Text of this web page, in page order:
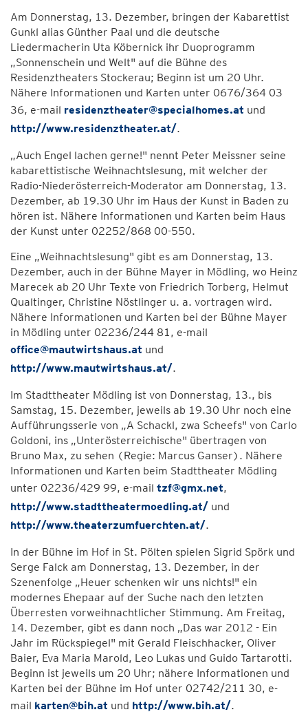
Am Donnerstag, 13. Dezember, bringen der Kabarettist
Gunkl alias Günther Paal und die deutsche
Liedermacherin Uta Köbernick ihr Duoprogramm
„Sonnenschein und Welt" auf die Bühne des
Residenztheaters Stockerau; Beginn ist um 20 Uhr.
Nähere Informationen und Karten unter 0676/364 03
36, e-mail residenztheater@specialhomes.at und
http://www.residenztheater.at/.
„Auch Engel lachen gerne!" nennt Peter Meissner seine
kabarettistische Weihnachtslesung, mit welcher der
Radio-Niederösterreich-Moderator am Donnerstag, 13.
Dezember, ab 19.30 Uhr im Haus der Kunst in Baden zu
hören ist. Nähere Informationen und Karten beim Haus
der Kunst unter 02252/868 00-550.
Eine „Weihnachtslesung" gibt es am Donnerstag, 13.
Dezember, auch in der Bühne Mayer in Mödling, wo Heinz
Marecek ab 20 Uhr Texte von Friedrich Torberg, Helmut
Qualtinger, Christine Nöstlinger u. a. vortragen wird.
Nähere Informationen und Karten bei der Bühne Mayer
in Mödling unter 02236/244 81, e-mail
office@mautwirtshaus.at und
http://www.mautwirtshaus.at/.
Im Stadttheater Mödling ist von Donnerstag, 13., bis
Samstag, 15. Dezember, jeweils ab 19.30 Uhr noch eine
Aufführungsserie von „A Schackl, zwa Scheefs" von Carlo
Goldoni, ins „Unterösterreichische" übertragen von
Bruno Max, zu sehen (Regie: Marcus Ganser). Nähere
Informationen und Karten beim Stadttheater Mödling
unter 02236/429 99, e-mail tzf@gmx.net,
http://www.stadttheatermoedling.at/ und
http://www.theaterzumfuerchten.at/.
In der Bühne im Hof in St. Pölten spielen Sigrid Spörk und
Serge Falck am Donnerstag, 13. Dezember, in der
Szenenfolge „Heuer schenken wir uns nichts!" ein
modernes Ehepaar auf der Suche nach den letzten
Überresten vorweihnachtlicher Stimmung. Am Freitag,
14. Dezember, gibt es dann noch „Das war 2012 - Ein
Jahr im Rückspiegel" mit Gerald Fleischhacker, Oliver
Baier, Eva Maria Marold, Leo Lukas und Guido Tartarotti.
Beginn ist jeweils um 20 Uhr; nähere Informationen und
Karten bei der Bühne im Hof unter 02742/211 30, e-
mail karten@bih.at und http://www.bih.at/.